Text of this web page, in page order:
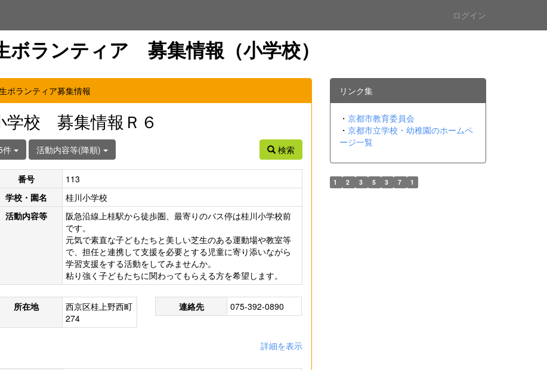
ログイン
ボランティア 募集情報（小学校）
ボランティア募集情報
学校 募集情報Ｒ６
件 活動内容等(降順) 検索
番号
113
学校・園名
桂川小学校
活動内容等
阪急沿線上桂駅から徒歩圏、最寄りのバス停は桂川小学校前
です。
元気で素直な子どもたちと美しい芝生のある運動場や教室等
で、担任と連携して支援を必要とする児童に寄り添いながら
学習支援をする活動をしてみませんか。
粘り強く子どもたちに関わってもらえる方を希望します。
所在地
西京区桂上野西町
274
連絡先 075-392-0890
詳細を表示
リンク集
・ 京都市教育委員会
・ 京都市立学校・幼稚園のホームペ
ージ一覧
1 2 3 5 3 7 1